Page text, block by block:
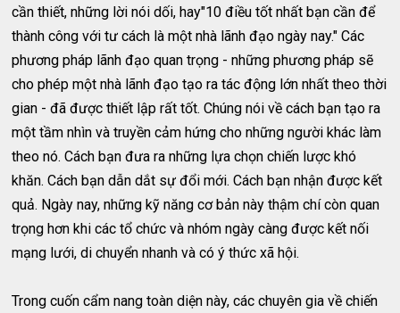
cần thiết, những lời nói dối, hay"10 điều tốt nhất bạn cần để
thành công với tư cách là một nhà lãnh đạo ngày nay." Các
phương pháp lãnh đạo quan trọng - những phương pháp sẽ
cho phép một nhà lãnh đạo tạo ra tác động lớn nhất theo thời
gian - đã được thiết lập rất tốt. Chúng nói về cách bạn tạo ra
một tầm nhìn và truyền cảm hứng cho những người khác làm
theo nó. Cách bạn đưa ra những lựa chọn chiến lược khó
khăn. Cách bạn dẫn dắt sự đổi mới. Cách bạn nhận được kết
quả. Ngày nay, những kỹ năng cơ bản này thậm chí còn quan
trọng hơn khi các tổ chức và nhóm ngày càng được kết nối
mạng lưới, di chuyển nhanh và có ý thức xã hội.
Trong cuốn cẩm nang toàn diện này, các chuyên gia về chiến